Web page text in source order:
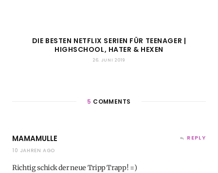
DIE BESTEN NETFLIX SERIEN FÜR TEENAGER |
HIGHSCHOOL, HATER & HEXEN
26. JUNI 2019
5 COMMENTS
MAMAMULLE
10 JAHREN AGO
REPLY
Richtig schick der neue Tripp Trapp! =)